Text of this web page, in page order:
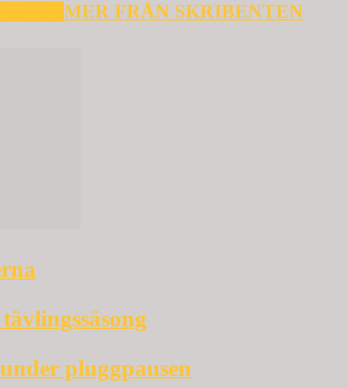
MER FRÅN SKRIBENTEN
pluggpausen